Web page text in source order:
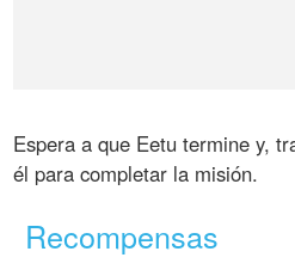
Espera a que Eetu termine y,
él para completar la misión.
Recompensas